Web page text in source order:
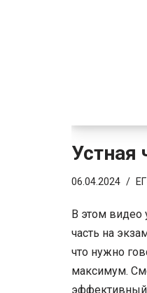
Устная
06.04.2024
В этом видео
часть на
что нужно
максимум.
эффективный